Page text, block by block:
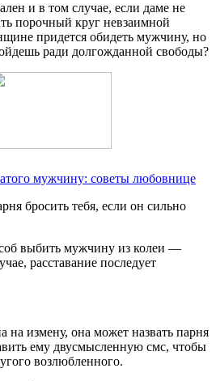
и в том случае, если даме не
порочный круг невзаимной
придется обидеть мужчину, но
ради долгожданной свободы?
мужчину: советы любовнице
бросить тебя, если он сильно
выбить мужчину из колеи —
расставание последует
на измену, она может назвать парня
ему двусмысленную смс, чтобы
возлюбленного.